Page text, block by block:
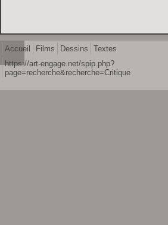
Accueil Films Dessins
Textes
https://art-engage.net/spip.php?
page=recherche&recherche=Critique